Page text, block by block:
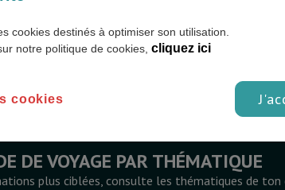
DE VOYAGE PAR THÉMATIQUE
plus ciblées, consulte les thématiques de ton
cookies destinés à optimiser son utilisation.
notre politique de cookies, cliquez ici
cookies